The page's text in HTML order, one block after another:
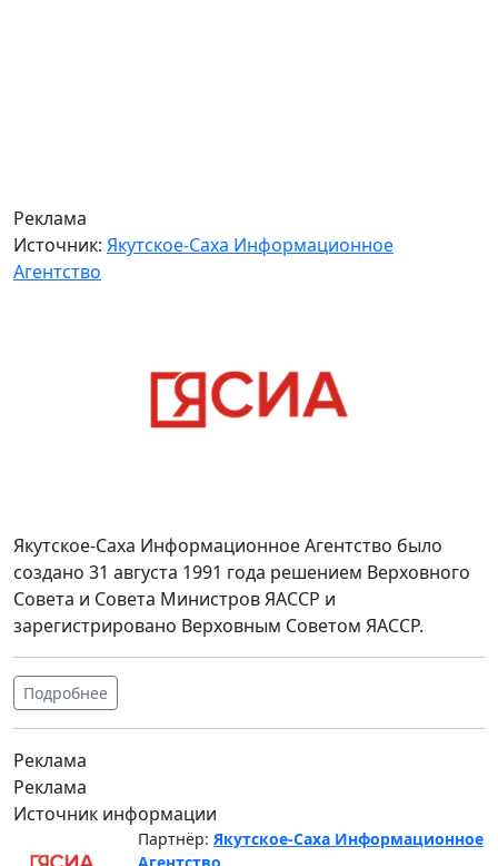
Реклама
Источник: Якутское-Саха Информационное
Агентство
Якутское-Саха Информационное Агентство было
создано 31 августа 1991 года решением Верховного
Совета и Совета Министров ЯАССР и
зарегистрировано Верховным Советом ЯАССР.
Подробнее
Реклама
Реклама
Источник информации
Партнёр: Якутское-Саха Информационное